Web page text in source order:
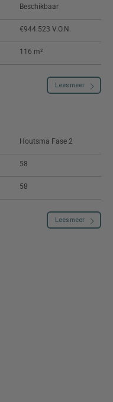
Beschikbaar
€944.523
116 m²
Lees meer
Houtsma Fase 2
58
58
Lees meer